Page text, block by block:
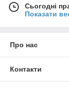
Сьогодні
Показати
Про нас
Контакти